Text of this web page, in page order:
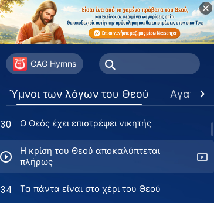
CAG Hymns
Ύμνοι των λόγων του Θεού
21
Η βασιλεία του Θεού έχει
εμφανιστεί επί γης
22
Οι επτά σάλπιγγες του Θεού ηχούν
ξανά
29
τον Θεό
30 Ο Θεός έχει επιστρέψει νικητής
Η κρίση του Θεού αποκαλύπτεται
πλήρως
34 Τα πάντα είναι στο χέρι του Θεού